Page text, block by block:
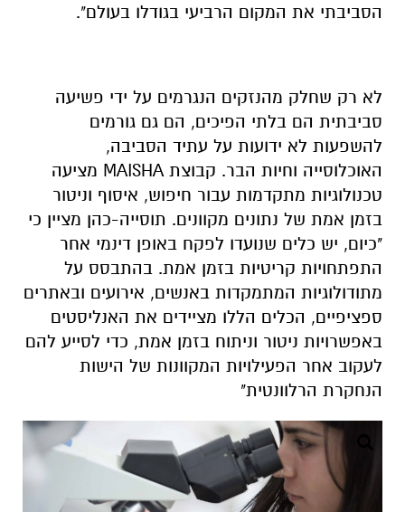
הסביבתי את המקום הרביעי בגודלו בעולם".
לא רק שחלק מהנזקים הנגרמים על ידי פשיעה
סביבתית הם בלתי הפיכים, הם גם גורמים
להשפעות לא ידועות על עתיד הסביבה,
האוכלוסייה וחיות הבר. קבוצת MAISHA מציעה
טכנולוגיות מתקדמות עבור חיפוש, איסוף וניטור
בזמן אמת של נתונים מקוונים. תוסייה-כהן מציין כי
"כיום, יש כלים שנועדו לפקח באופן דינמי אחר
התפתחויות קריטיות בזמן אמת. בהתבסס על
מתודולוגיות המתמקדות באנשים, אירועים ובאתרים
ספציפיים, הכלים הללו מציידים את האנליסטים
באפשרויות ניטור וניתוח בזמן אמת, כדי לסייע להם
לעקוב אחר הפעילויות המקוונות של הישות
הנחקרת הרלוונטית"